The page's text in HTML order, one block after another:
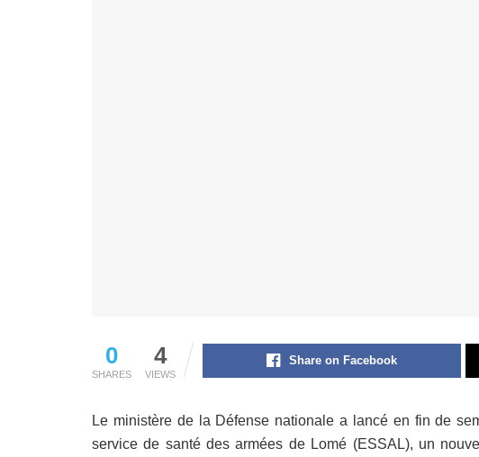
0
SHARES
4
VIEWS
Share on Facebook
Le ministère de la Défense nationale a lancé en fin de
service de santé des armées de Lomé (ESSAL), un